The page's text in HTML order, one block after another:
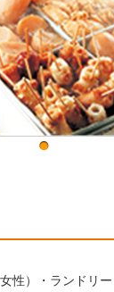
女性）・ランドリ